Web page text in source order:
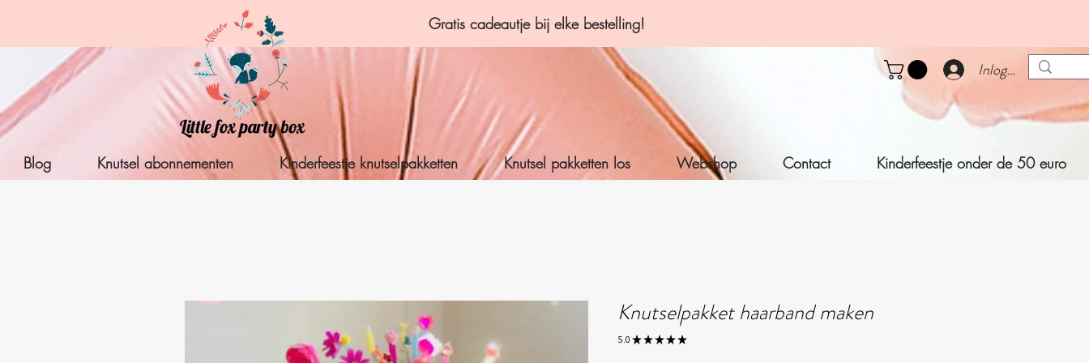
Gratis cadeautje bij elke bestelling!
Inloggen
Blog Knutsel abonnementen Kinderfeestje knutselpakketten Knutsel pakketten los Webshop Contact Kinderfeestje onder de 50 euro
Knutselpakket haarband maken
5.0 ★★★ ★ ★